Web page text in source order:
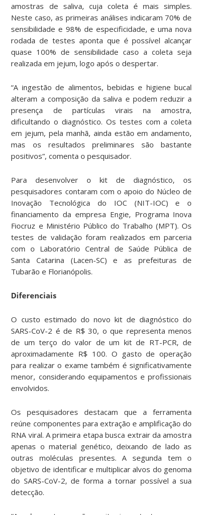
amostras de saliva, cuja coleta é mais simples.
Neste caso, as primeiras análises indicaram 70% de
sensibilidade e 98% de especificidade, e uma nova
rodada de testes aponta que é possível alcançar
quase 100% de sensibilidade caso a coleta seja
realizada em jejum, logo após o despertar.
“A ingestão de alimentos, bebidas e higiene bucal
alteram a composição da saliva e podem reduzir a
presença de partículas virais na amostra,
dificultando o diagnóstico. Os testes com a coleta
em jejum, pela manhã, ainda estão em andamento,
mas os resultados preliminares são bastante
positivos”, comenta o pesquisador.
Para desenvolver o kit de diagnóstico, os
pesquisadores contaram com o apoio do Núcleo de
Inovação Tecnológica do IOC (NIT-IOC) e o
financiamento da empresa Engie, Programa Inova
Fiocruz e Ministério Público do Trabalho (MPT). Os
testes de validação foram realizados em parceria
com o Laboratório Central de Saúde Pública de
Santa Catarina (Lacen-SC) e as prefeituras de
Tubarão e Florianópolis.
Diferenciais
O custo estimado do novo kit de diagnóstico do
SARS-CoV-2 é de R$ 30, o que representa menos
de um terço do valor de um kit de RT-PCR, de
aproximadamente R$ 100. O gasto de operação
para realizar o exame também é significativamente
menor, considerando equipamentos e profissionais
envolvidos.
Os pesquisadores destacam que a ferramenta
reúne componentes para extração e amplificação do
RNA viral. A primeira etapa busca extrair da amostra
apenas o material genético, deixando de lado as
outras moléculas presentes. A segunda tem o
objetivo de identificar e multiplicar alvos do genoma
do SARS-CoV-2, de forma a tornar possível a sua
detecção.